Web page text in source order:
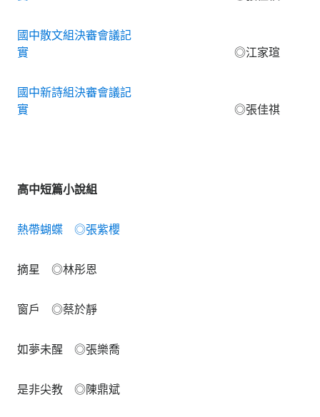
國中散文組決審會議記
實 ◎江家瑄
國中新詩組決審會議記
實 ◎張佳祺
高中短篇小說組
熱帶蝴蝶 ◎張紫櫻
摘星 ◎林彤恩
窗戶 ◎蔡於靜
如夢未醒 ◎張樂喬
是非尖教 ◎陳鼎斌